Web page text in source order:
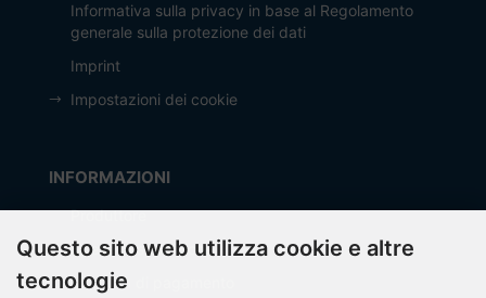
Informativa sulla privacy in base al Regolamento
generale sulla protezione dei dati
Imprint
Impostazioni dei cookie
INFORMAZIONI
Produttore
Spese di spedizione
Modalità di pagamento
Questo sito web utilizza cookie e altre
tecnologie